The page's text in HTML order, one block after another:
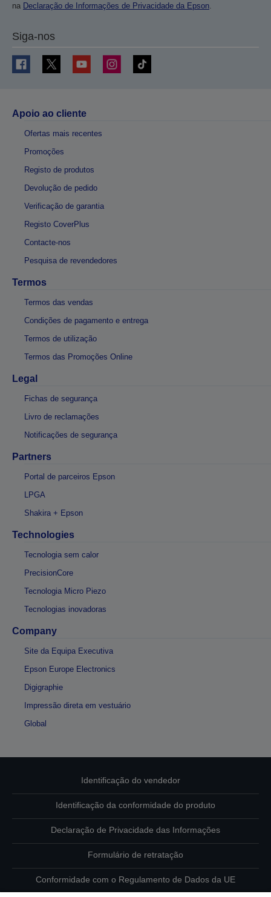
na Declaração de Informações de Privacidade da Epson.
Siga-nos
Apoio ao cliente
Ofertas mais recentes
Promoções
Registo de produtos
Devolução de pedido
Verificação de garantia
Registo CoverPlus
Contacte-nos
Pesquisa de revendedores
Termos
Termos das vendas
Condições de pagamento e entrega
Termos de utilização
Termos das Promoções Online
Legal
Fichas de segurança
Livro de reclamações
Notificações de segurança
Partners
Portal de parceiros Epson
LPGA
Shakira + Epson
Technologies
Tecnologia sem calor
PrecisionCore
Tecnologia Micro Piezo
Tecnologias inovadoras
Company
Site da Equipa Executiva
Epson Europe Electronics
Digigraphie
Impressão direta em vestuário
Global
Identificação do vendedor
Identificação da conformidade do produto
Declaração de Privacidade das Informações
Formulário de retratação
Conformidade com o Regulamento de Dados da UE